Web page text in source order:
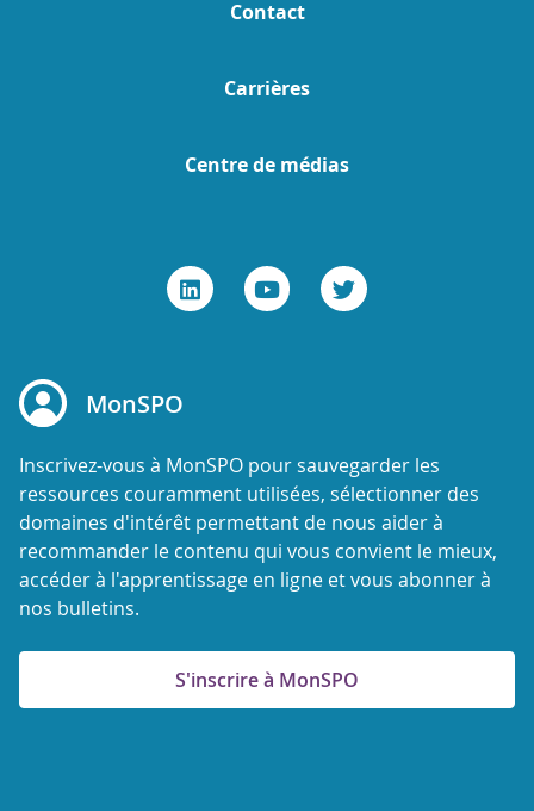
Contact
Carrières
Centre de médias
MonSPO
Inscrivez-vous à MonSPO pour sauvegarder les
ressources couramment utilisées, sélectionner des
domaines d'intérêt permettant de nous aider à
recommander le contenu qui vous convient le mieux,
accéder à l'apprentissage en ligne et vous abonner à
nos bulletins.
S'inscrire à MonSPO